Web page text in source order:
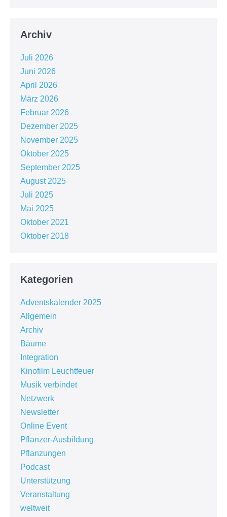
Archiv
Juli 2026
Juni 2026
April 2026
März 2026
Februar 2026
Dezember 2025
November 2025
Oktober 2025
September 2025
August 2025
Juli 2025
Mai 2025
Oktober 2021
Oktober 2018
Kategorien
Adventskalender 2025
Allgemein
Archiv
Bäume
Integration
Kinofilm Leuchtfeuer
Musik verbindet
Netzwerk
Newsletter
Online Event
Pflanzer-Ausbildung
Pflanzungen
Podcast
Unterstützung
Veranstaltung
weltweit